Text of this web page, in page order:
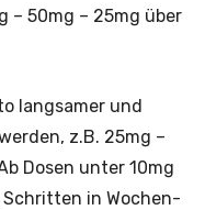
– 50mg – 25mg über
langsamer und
z.B. 25mg –
Dosen unter 10mg
in Wochen-